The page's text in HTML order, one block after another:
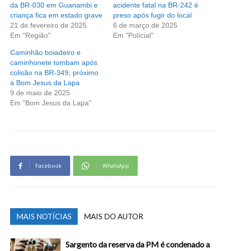
da BR-030 em Guanambi e
criança fica em estado grave
21 de fevereiro de 2025
Em "Região"
acidente fatal na BR-242 é
preso após fugir do local
6 de março de 2025
Em "Polícial"
Caminhão boiadeiro e
caminhonete tombam após
colisão na BR-349, próximo
a Bom Jesus da Lapa
9 de maio de 2025
Em "Bom Jesus da Lapa"
Facebook WhatsApp
MAIS NOTÍCIAS MAIS DO AUTOR
Sargento da reserva da PM é condenado a